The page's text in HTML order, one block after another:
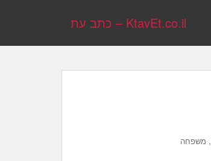
KtavEt.co.il – כתב עת
, משפחה